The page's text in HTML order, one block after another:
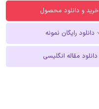
خرید و دانلود محصول
دانلود رایگان نمونه
دانلود مقاله انگلیسی